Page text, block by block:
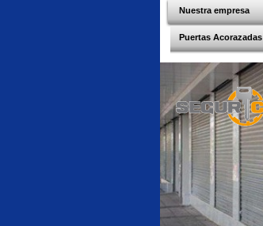
Nuestra empresa
Puertas Acorazadas